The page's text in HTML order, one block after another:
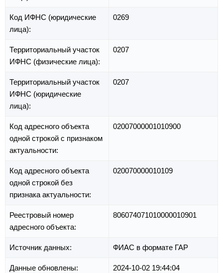
Код ИФНС (юридические
лица):
0269
Территориальный участок
ИФНС (физические лица):
0207
Территориальный участок
ИФНС (юридические
лица):
0207
Код адресного объекта
одной строкой с признаком
актуальности:
02007000001010900
Код адресного объекта
одной строкой без
признака актуальности:
020070000010109
Реестровый номер
адресного объекта:
806074071010000010901
Источник данных: ФИАС в формате ГАР
Данные обновлены: 2024-10-02 19:44:04